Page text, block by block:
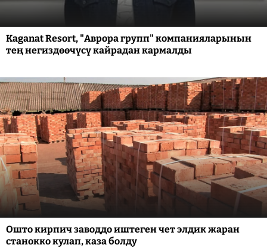
Kaganat Resort, "Аврора групп" компанияларынын
тең негиздөөчүсү кайрадан кармалды
Ошто кирпич заводдо иштеген чет элдик жаран
станокко кулап, каза болду